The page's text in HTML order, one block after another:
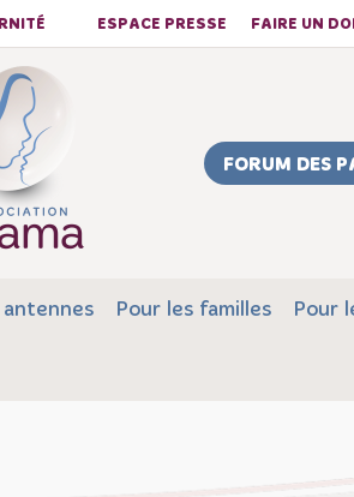
ESPACE PRESSE FAIRE UN
FORUM DES
antennes Pour les familles Pour